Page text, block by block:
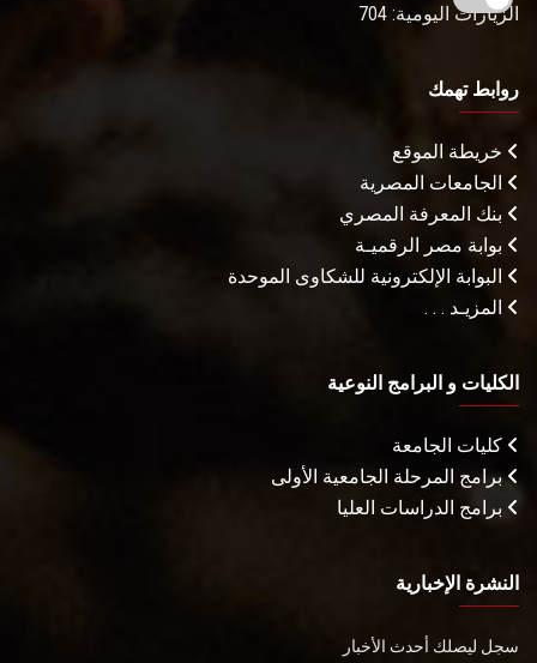
الزيارات اليومية: 704
روابط تهمك
خريطة الموقع
الجامعات المصرية
بنك المعرفة المصري
بوابة مصر الرقميـة
البوابة الإلكترونية للشكاوى الموحدة
المزيـد . . .
الكليات و البرامج النوعية
كليات الجامعة
برامج المرحلة الجامعية الأولى
برامج الدراسات العليا
النشرة الإخبارية
سجل ليصلك أحدث الأخبار